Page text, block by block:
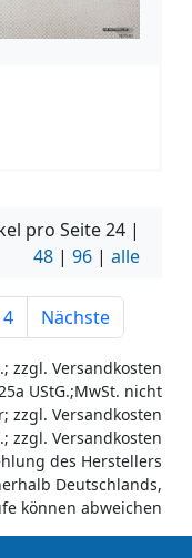
pro Seite24 |
48 | 96 | alle
4 Nächste
zzgl. Versandkosten
UStG.;MwSt. nicht
zzgl. Versandkosten
zzgl. Versandkosten
des Herstellers
Deutschlands,
können abweichen